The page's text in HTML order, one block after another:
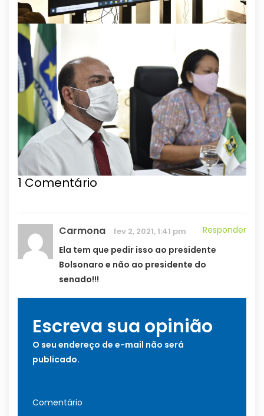
1 Comentário
Carmona fev 2, 2021, 1:41 pm
Responder
Ela tem que pedir isso ao presidente
Bolsonaro e não ao presidente do
senado!!!
Escreva sua opinião
O seu endereço de e-mail não será
publicado.
Comentário